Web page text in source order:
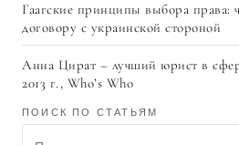
Гаагские принципы выбора права:
договору с украинской стороной
Анна Цират – лучший юрист в
2013 г., Who’s Who
ПОИСК ПО СТАТЬЯМ